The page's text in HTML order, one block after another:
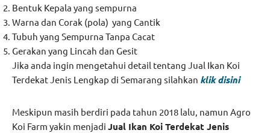
Bentuk Kepala yang sempurna
Warna dan Corak (pola) yang Cantik
Tubuh yang Sempurna Tanpa Cacat
Gerakan yang Lincah dan Gesit
Jika anda ingin mengetahui detail tentang Jual Ikan Koi
Terdekat Jenis Lengkap di Semarang silahkan klik disini
Meskipun masih berdiri pada tahun 2018 lalu, namun Agro
Koi Farm yakin menjadi Jual Ikan Koi Terdekat Jenis